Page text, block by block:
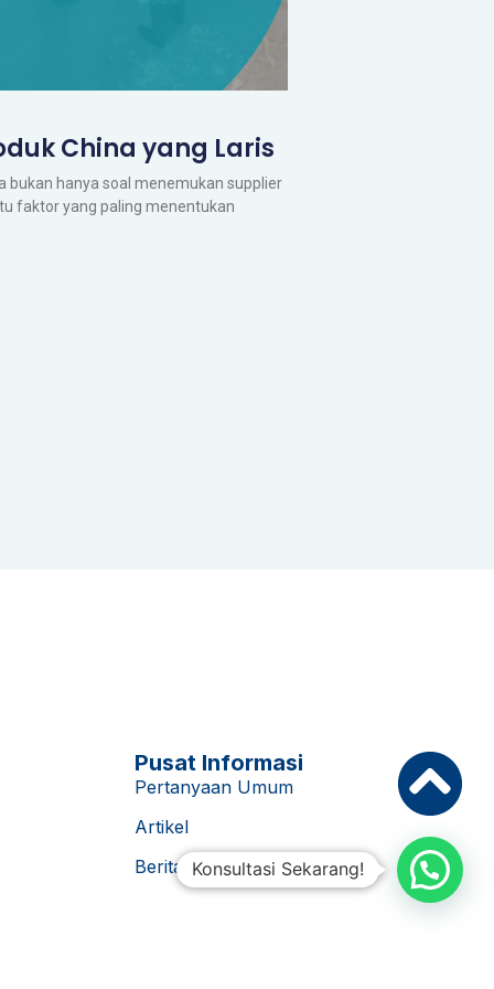
China yang Laris
bukan hanya soal menemukan supplier
faktor yang paling menentukan
Pusat Informasi
Pertanyaan Umum
Artikel
Berita Konsultasi Sekarang!